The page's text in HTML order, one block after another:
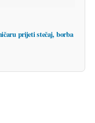
prijeti stečaj, borba